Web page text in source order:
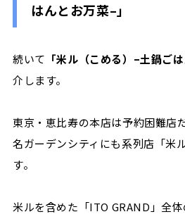
はんとお万菜–」
続いて 「米ル（こめる） –土鍋ご
介します。
東京・恵比寿の本店は予約困難店
名ガーデンシティにも系列店「米
す。
米ルを含めた「ITO GRAND 」全